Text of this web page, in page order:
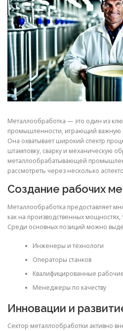
СТАТЬИ
Металлообработка — это один из
промышленности, играющий важную
Она охватывает широкий спектр
штамповку, сварку и механическую
металлообрабатывающей
рассмотреть через несколько
Создание рабочих
Металлообработка предоставляет
как на производственных мощностях,
Среди основных позиций можно
Инженеры и технологи
Операторы станков
Квалифицированные
Менеджеры по качеству
Инновации и
Сектор металлообработки активно